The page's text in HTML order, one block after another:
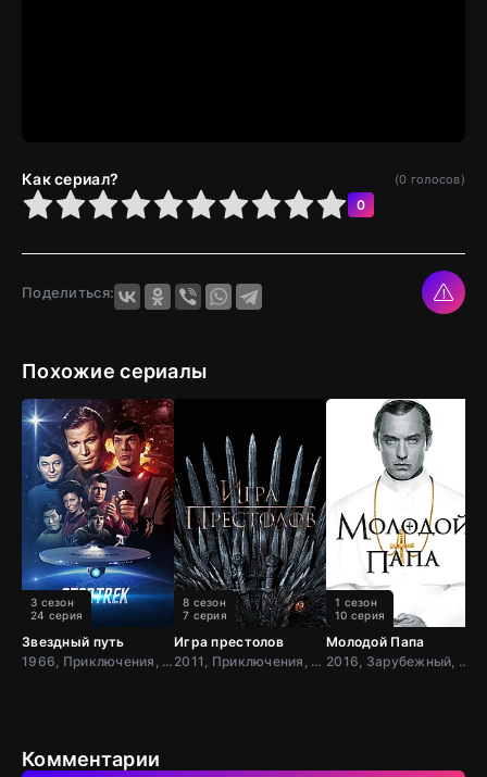
Как сериал? (0 голосов)
5 6 7 8 9 10 0
Поделиться:
Похожие сериалы
Звездный путь
1966, Приключения, Фантастика, Боевик, США
3 сезон
24 серия
Игра престолов
2011, Приключения, Фэнтези, Блокбастер, Мистический, Боевик, Зарубежный, Мелодрама, Драма, США,
8 сезон
7 серия
Молодой Папа
2016, Зарубежный, Драма, США,
1 сезон
10 серия
Комментарии